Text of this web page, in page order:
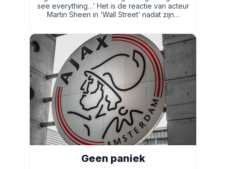
see everything…’ Het is de reactie van acteur
Martin Sheen in ‘Wall Street’ nadat zijn…
Geen paniek